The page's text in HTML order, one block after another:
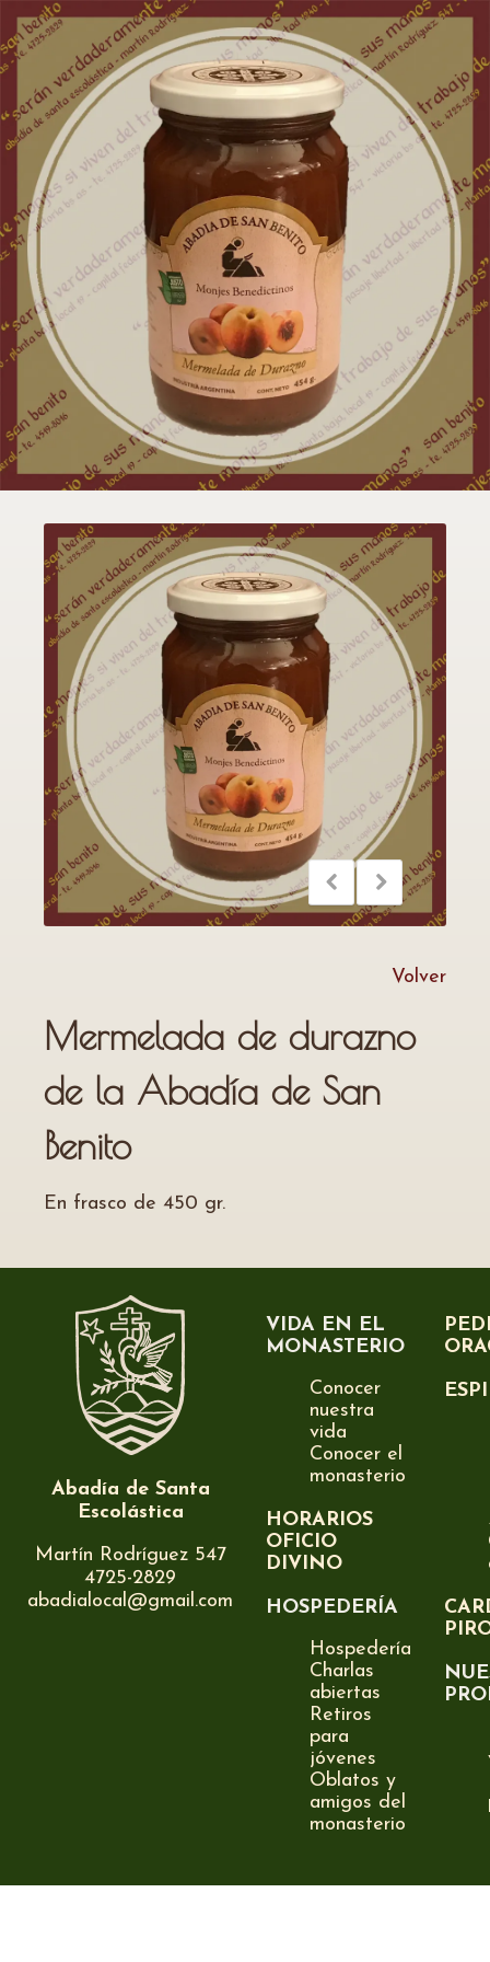
Volver
Mermelada de durazno
de la Abadía de San
Benito
En frasco de 450 gr.
Abadía de Santa
Escolástica
Martín Rodríguez 547
4725-2829
abadialocal@gmail.com
VIDA EN EL
MONASTERIO
Conocer
nuestra
vida
Conocer el
monasterio
HORARIOS
OFICIO
DIVINO
HOSPEDERÍA
Hospedería
Charlas
abiertas
Retiros
para
jóvenes
Oblatos y
amigos del
monasterio